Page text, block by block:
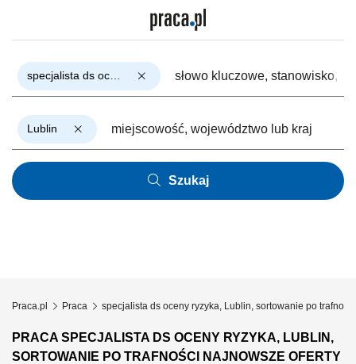
Lublin
Szukaj
Praca.pl Praca specjalista ds oceny ryzyka, Lublin, sortowanie po trafności
PRACA SPECJALISTA DS OCENY RYZYKA, LUBLIN,
SORTOWANIE PO TRAFNOŚCI NAJNOWSZE OFERTY